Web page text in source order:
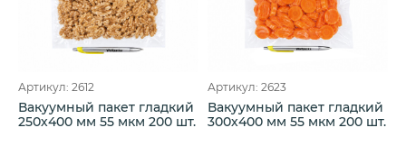
Артикул: 2612
Вакуумный пакет гладкий
250х400 мм 55 мкм 200 шт.
Артикул: 2623
Вакуумный пакет гладкий
300х400 мм 55 мкм 200 шт.